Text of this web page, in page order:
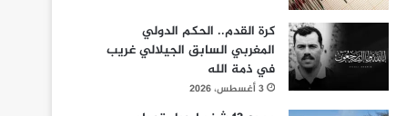
كرة القدم.. الحكم الدولي
المغربي السابق الجيلالي غريب
في ذمة الله
3 أغسطس، 2026